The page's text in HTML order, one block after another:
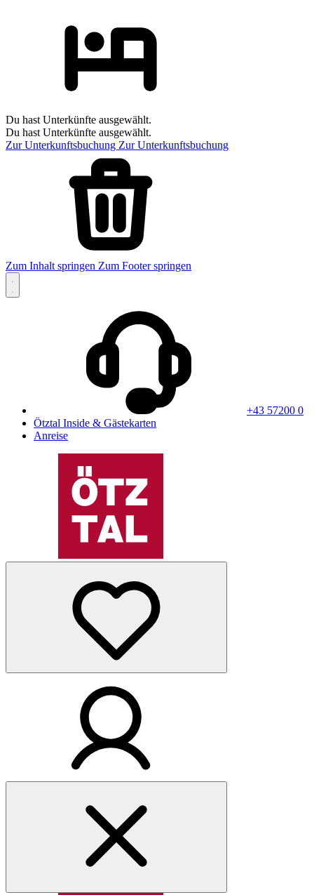
Du hast Unterkünfte ausgewählt.
Du hast Unterkünfte ausgewählt.
Zur Unterkunftsbuchung Zur Unterkunftsbuchung
Zum Inhalt springen Zum Footer springen
+43 57200 0
Ötztal Inside & Gästekarten
Anreise